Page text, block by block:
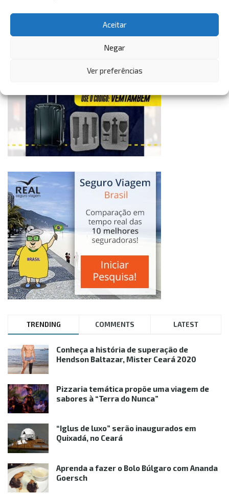
Aceitar
Negar
Ver preferências
TRENDING COMMENTS LATEST
Conheça a história de superação de
Hendson Baltazar, Mister Ceará 2020
Pizzaria temática propõe uma viagem de
sabores à “Terra do Nunca”
“Iglus de luxo” serão inaugurados em
Quixadá, no Ceará
Aprenda a fazer o Bolo Búlgaro com Ananda
Goersch